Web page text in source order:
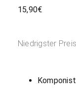
15,90€
Niedrigster